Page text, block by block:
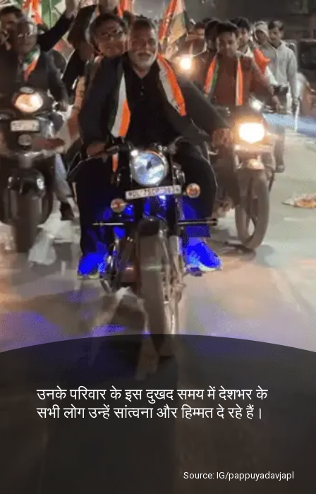
उनके परिवार के इस दुखद समय में देशभर के
सभी लोग उन्हें सांत्वना और हिम्मत दे रहे हैं।
Source: IG/pappuyadavjapl